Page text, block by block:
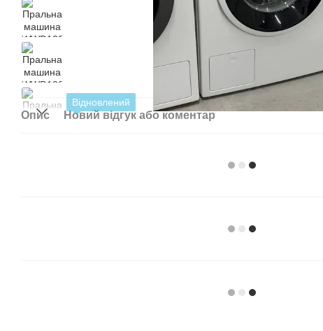
Відновлений
Опис Новий відгук або коментар